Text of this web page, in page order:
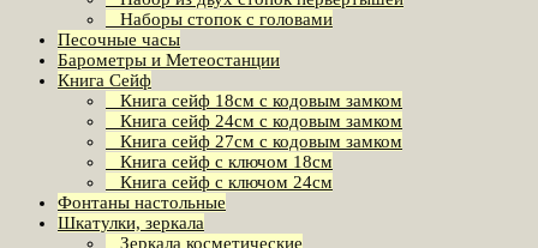
Наборы стопок с головами
Песочные часы
Барометры и Метеостанции
Книга Сейф
Книга сейф 18см с кодовым замком
Книга сeйф 24см с кодовым замком
Книга сейф 27см с кодовым замком
Книга сейф с ключом 18см
Книга сейф с ключом 24см
Фонтаны настольные
Шкатулки, зеркала
Зеркала косметические